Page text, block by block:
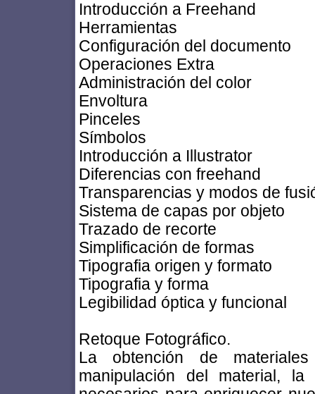
Introducción a Freehand
Herramientas
Configuración del documento
Operaciones Extra
Administración del color
Envoltura
Pinceles
Símbolos
Introducción a Illustrator
Diferencias con freehand
Transparencias y modos de
Sistema de capas por objeto
Trazado de recorte
Simplificación de formas
Tipografia origen y formato
Tipografia y forma
Legibilidad óptica y funcional
Retoque Fotográfico.
La obtención de
manipulación del material,